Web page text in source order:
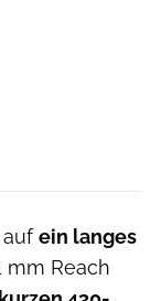
aufein langes
mm Reach